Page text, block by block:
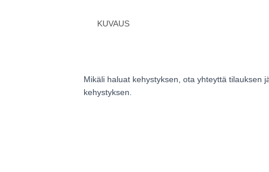
KUVAUS
Mikäli haluat kehystyksen, ota yhteyttä tilauksen
kehystyksen.